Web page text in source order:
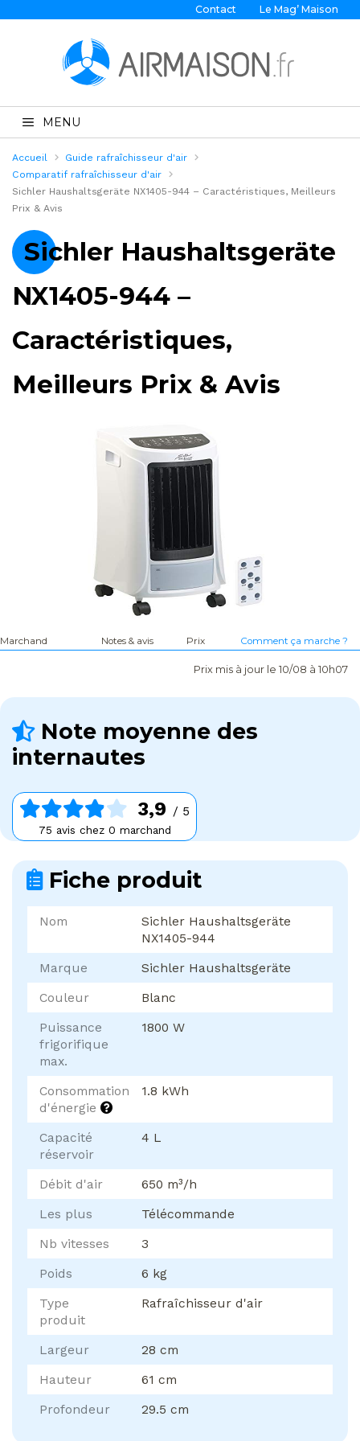
Contact Le Mag’ Maison
MENU
Accueil
Guide rafraîchisseur d'air
Comparatif rafraîchisseur d'air
Sichler Haushaltsgeräte NX1405-944 – Caractéristiques, Meilleurs
Prix & Avis
Sichler Haushaltsgeräte
NX1405-944 –
Caractéristiques,
Meilleurs Prix & Avis
Marchand Notes & avis Prix Comment ça marche ?
Prix mis à jour le 10/08 à 10h07
Note moyenne des
internautes
3,9 / 5
75 avis chez 0 marchand
Fiche produit
Nom
Sichler Haushaltsgeräte
NX1405-944
Marque
Sichler Haushaltsgeräte
Couleur
Blanc
Puissance
frigorifique
max.
1800 W
Consommation
d'énergie
1.8 kWh
Capacité
réservoir
4 L
Débit d'air
650 m³/h
Les plus
Télécommande
Nb vitesses
3
Poids
6 kg
Type
produit
Rafraîchisseur d'air
Largeur
28 cm
Hauteur
61 cm
Profondeur
29.5 cm